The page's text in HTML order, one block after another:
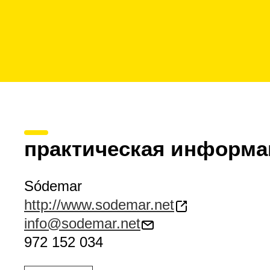
практическая
Sódemar
http://www.sodemar.net
info@sodemar.net
972 152 034